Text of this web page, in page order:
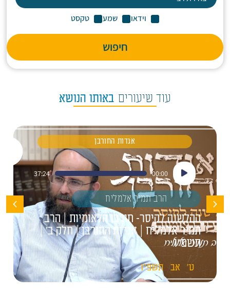
וידאו שמע טקסט
חיפוש
עוד שיעורים באותו הנושא
אגדות החורבן
נגן
אודיו
00:00
37:24
הרב תמיר אלמליח
ההלשנה לקיסר- חורבן הלאומיות | הרב
תמיר אלמליח | אגדות החורבן | חלק ב' |
תשפ"ו
ט' אב תשפ"ו